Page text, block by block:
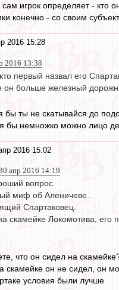
игрок определяет - кто
конечно - со своим
2016 15:28
2016 13:38
первый назвал его
он больше железный
бы ты не скатывайся до
бы немножко можно лицо
2016 15:02
апр 2016 14:19
вопрос.
миф об Аленичеве.
Спартаковец.
скамейке Локомотива, его
что он сидел на
скамейке он не сидел, он
условия были лучше